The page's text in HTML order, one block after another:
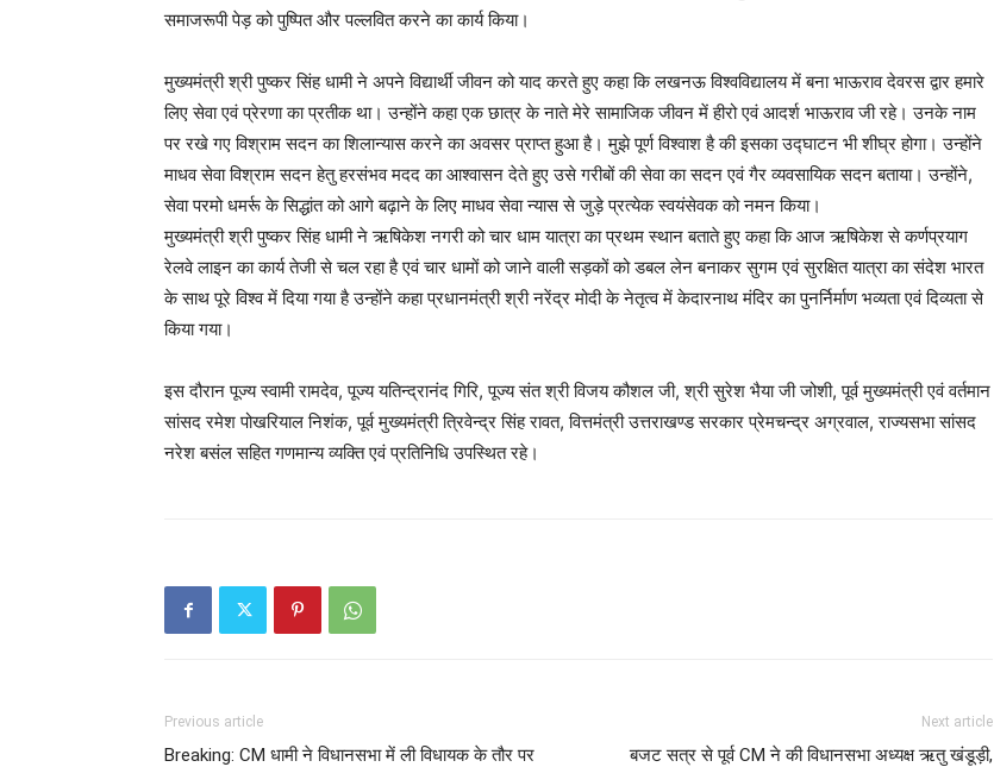
समाजरूपी पेड़ को पुष्पित और पल्लवित करने का कार्य किया।
मुख्यमंत्री श्री पुष्कर सिंह धामी ने अपने विद्यार्थी जीवन को याद करते हुए कहा कि लखनऊ विश्वविद्यालय में बना भाऊराव देवरस द्वार हमारे
लिए सेवा एवं प्रेरणा का प्रतीक था। उन्होंने कहा एक छात्र के नाते मेरे सामाजिक जीवन में हीरो एवं आदर्श भाऊराव जी रहे। उनके नाम
पर रखे गए विश्राम सदन का शिलान्यास करने का अवसर प्राप्त हुआ है। मुझे पूर्ण विश्वाश है की इसका उद्घाटन भी शीघ्र होगा। उन्होंने
माधव सेवा विश्राम सदन हेतु हरसंभव मदद का आश्वासन देते हुए उसे गरीबों की सेवा का सदन एवं गैर व्यवसायिक सदन बताया। उन्होंने,
सेवा परमो धमर्रू के सिद्धांत को आगे बढ़ाने के लिए माधव सेवा न्यास से जुड़े प्रत्येक स्वयंसेवक को नमन किया।
मुख्यमंत्री श्री पुष्कर सिंह धामी ने ऋषिकेश नगरी को चार धाम यात्रा का प्रथम स्थान बताते हुए कहा कि आज ऋषिकेश से कर्णप्रयाग
रेलवे लाइन का कार्य तेजी से चल रहा है एवं चार धामों को जाने वाली सड़कों को डबल लेन बनाकर सुगम एवं सुरक्षित यात्रा का संदेश भारत
के साथ पूरे विश्व में दिया गया है उन्होंने कहा प्रधानमंत्री श्री नरेंद्र मोदी के नेतृत्व में केदारनाथ मंदिर का पुनर्निर्माण भव्यता एवं दिव्यता से
किया गया।
इस दौरान पूज्य स्वामी रामदेव, पूज्य यतिन्द्रानंद गिरि, पूज्य संत श्री विजय कौशल जी, श्री सुरेश भैया जी जोशी, पूर्व मुख्यमंत्री एवं वर्तमान
सांसद रमेश पोखरियाल निशंक, पूर्व मुख्यमंत्री त्रिवेन्द्र सिंह रावत, वित्तमंत्री उत्तराखण्ड सरकार प्रेमचन्द्र अग्रवाल, राज्यसभा सांसद
नरेश बसंल सहित गणमान्य व्यक्ति एवं प्रतिनिधि उपस्थित रहे।
Previous article
Breaking: CM धामी ने विधानसभा में ली विधायक के तौर पर
Next article
बजट सत्र से पूर्व CM ने की विधानसभा अध्यक्ष ऋतु खंडूड़ी,